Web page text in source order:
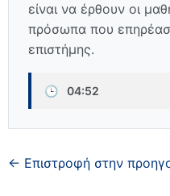
είναι να έρθουν οι
πρόσωπα που
επιστήμης.
🕒 04:52
← Επιστροφή στην